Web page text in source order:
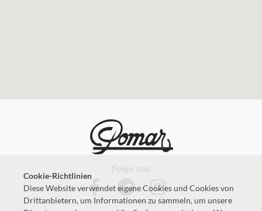
Cookie-Richtlinien
Diese Website verwendet eigene Cookies und Cookies von
Drittanbietern, um Informationen zu sammeln, um unsere